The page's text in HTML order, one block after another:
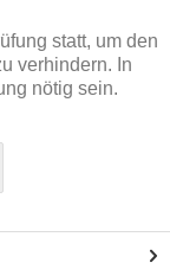
statt, um den
verhindern. In
nötig sein.